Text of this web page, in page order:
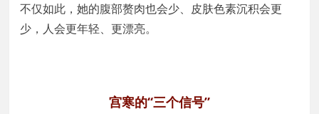
不仅如此，她的腹部赘肉也会少、皮肤色素沉积会更
少，人会更年轻、更漂亮。
宫寒的“三个信号”